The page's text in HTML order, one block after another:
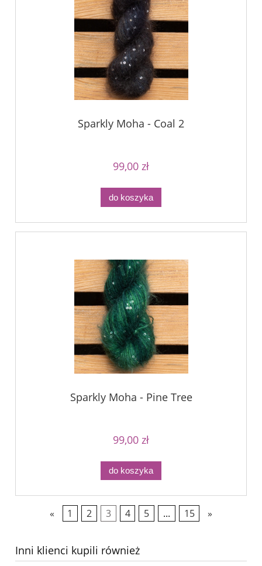
Sparkly Moha - Coal 2
99,00 zł
do koszyka
Sparkly Moha - Pine Tree
99,00 zł
do koszyka
« 1 2 3 4 5 ... 15 »
Inni klienci kupili również